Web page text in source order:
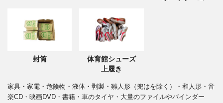
封筒
体育館シューズ
上履き
家具・家電・危険物・液体・剥製・雛人形（兜はを除く）・和人形・音
楽CD・映画DVD・書籍・車のタイヤ・大量のファイルやバインダー